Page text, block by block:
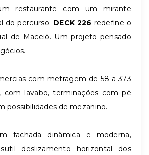
restaurante com um mirante
do percurso. DECK 226 redefine o
de Maceió. Um projeto pensado
com metragem de 58 a 373
com lavabo, terminações com pé
possibilidades de mezanino.
fachada dinâmica e moderna,
deslizamento horizontal dos